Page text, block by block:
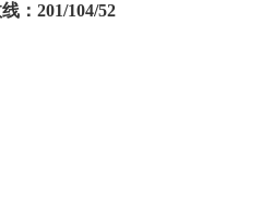
：201/104/52